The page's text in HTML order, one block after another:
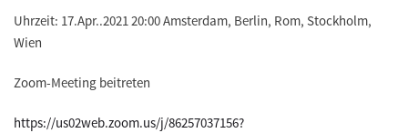
Uhrzeit: 17.Apr..2021 20:00 Amsterdam, Berlin, Rom, Stockholm,
Wien
Zoom-Meeting beitreten
https://us02web.zoom.us/j/86257037156?